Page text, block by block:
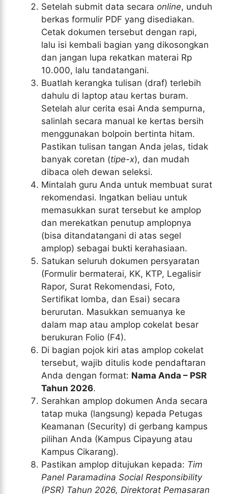
Setelah submit data secara online, unduh
berkas formulir PDF yang disediakan.
Cetak dokumen tersebut dengan rapi,
lalu isi kembali bagian yang dikosongkan
dan jangan lupa rekatkan materai Rp
10.000, lalu tandatangani.
Buatlah kerangka tulisan (draf) terlebih
dahulu di laptop atau kertas buram.
Setelah alur cerita esai Anda sempurna,
salinlah secara manual ke kertas bersih
menggunakan bolpoin bertinta hitam.
Pastikan tulisan tangan Anda jelas, tidak
banyak coretan (tipe-x), dan mudah
dibaca oleh dewan seleksi.
Mintalah guru Anda untuk membuat surat
rekomendasi. Ingatkan beliau untuk
memasukkan surat tersebut ke amplop
dan merekatkan penutup amplopnya
(bisa ditandatangani di atas segel
amplop) sebagai bukti kerahasiaan.
Satukan seluruh dokumen persyaratan
(Formulir bermaterai, KK, KTP, Legalisir
Rapor, Surat Rekomendasi, Foto,
Sertifikat lomba, dan Esai) secara
berurutan. Masukkan semuanya ke
dalam map atau amplop cokelat besar
berukuran Folio (F4).
Di bagian pojok kiri atas amplop cokelat
tersebut, wajib ditulis kode pendaftaran
Anda dengan format: Nama Anda – PSR
Tahun 2026.
Serahkan amplop dokumen Anda secara
tatap muka (langsung) kepada Petugas
Keamanan (Security) di gerbang kampus
pilihan Anda (Kampus Cipayung atau
Kampus Cikarang).
Pastikan amplop ditujukan kepada: Tim
Panel Paramadina Social Responsibility
(PSR) Tahun 2026, Direktorat Pemasaran